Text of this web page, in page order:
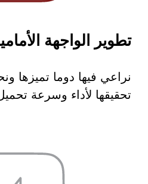
تطوير الواجهة
نراعي فيها دوما تميزها
تحقيقها لأداء وسرعة